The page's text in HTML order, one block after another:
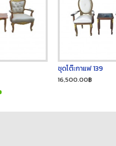
ชุดโต๊ะกาแฟ 139
16,500.00฿